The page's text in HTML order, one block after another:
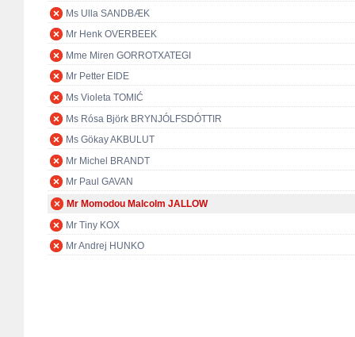
Ms Ulla SANDBÆK
Mr Henk OVERBEEK
Mme Miren GORROTXATEGI
Mr Petter EIDE
Ms Violeta TOMIĆ
Ms Rósa Björk BRYNJÓLFSDÓTTIR
Ms Gökay AKBULUT
Mr Michel BRANDT
Mr Paul GAVAN
Mr Momodou Malcolm JALLOW
Mr Tiny KOX
Mr Andrej HUNKO